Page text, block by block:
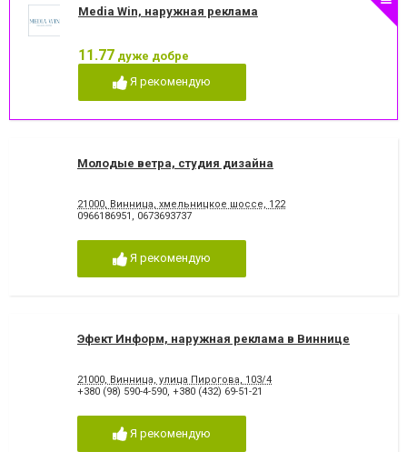
Media Win, наружная реклама
11.77 дуже добре
Я рекомендую
Молодые ветра, студия дизайна
21000, Винница, хмельницкое шоссе, 122
0966186951 , 0673693737
Я рекомендую
Эфект Информ, наружная реклама в Виннице
21000, Винница, улица Пирогова, 103/4
+380 (98) 590-4-590, +380 (432) 69-51-21
Я рекомендую